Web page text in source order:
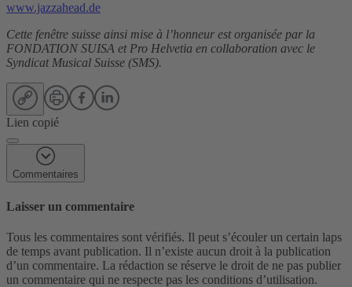
www.jazzahead.de
Cette fenêtre suisse ainsi mise à l’honneur est organisée par la
FONDATION SUISA et Pro Helvetia en collaboration avec le
Syndicat Musical Suisse (SMS).
Lien copié
Commentaires
Laisser un commentaire
Tous les commentaires sont vérifiés. Il peut s’écouler un certain laps
de temps avant publication. Il n’existe aucun droit à la publication
d’un commentaire. La rédaction se réserve le droit de ne pas publier
un commentaire qui ne respecte pas les conditions d’utilisation.